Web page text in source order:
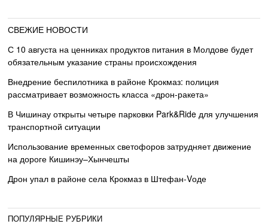
СВЕЖИЕ НОВОСТИ
С 10 августа на ценниках продуктов питания в Молдове будет
обязательным указание страны происхождения
Внедрение беспилотника в районе Крокмаз: полиция
рассматривает возможность класса «дрон-ракета»
В Чишинау открыты четыре парковки Park&Ride для улучшения
транспортной ситуации
Использование временных светофоров затрудняет движение
на дороге Кишинэу–Хынчешты
Дрон упал в районе села Крокмаз в Штефан-Vоде
ПОПУЛЯРНЫЕ РУБРИКИ